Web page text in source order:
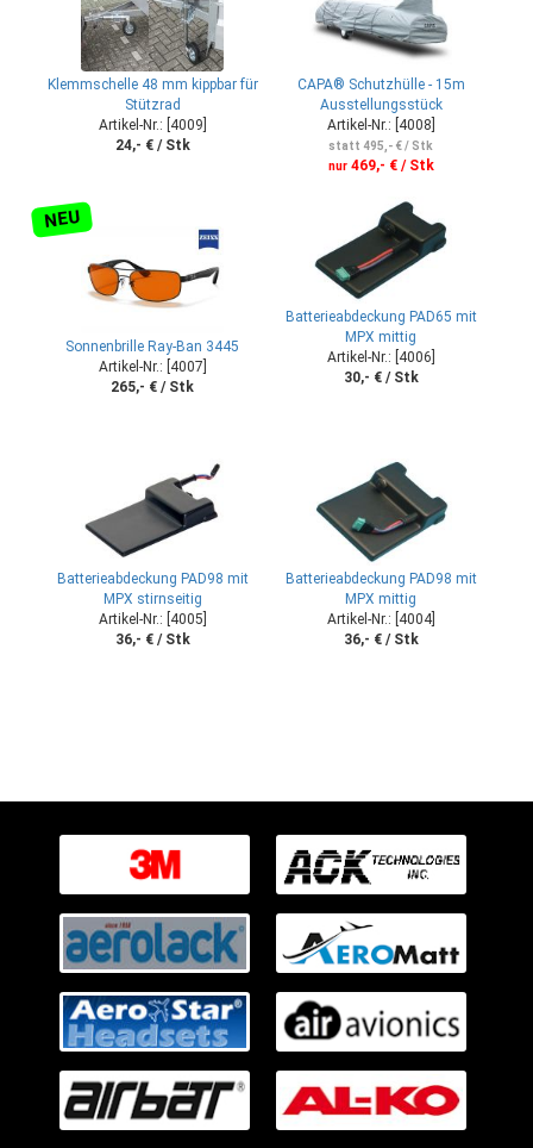
Klemmschelle 48 mm kippbar für
Stützrad
Artikel-Nr.: [4009]
24,- € / Stk
CAPA® Schutzhülle - 15m
Ausstellungsstück
Artikel-Nr.: [4008]
statt 495,- € / Stk
nur469,- € / Stk
NEU
Sonnenbrille Ray-Ban 3445
Artikel-Nr.: [4007]
265,- € / Stk
Batterieabdeckung PAD65 mit
MPX mittig
Artikel-Nr.: [4006]
30,- € / Stk
Batterieabdeckung PAD98 mit
MPX stirnseitig
Artikel-Nr.: [4005]
36,- € / Stk
Batterieabdeckung PAD98 mit
MPX mittig
Artikel-Nr.: [4004]
36,- € / Stk